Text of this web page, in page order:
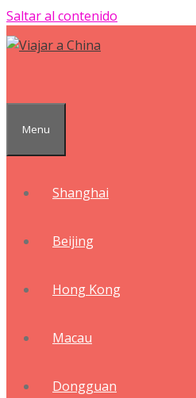
Saltar al contenido
Menu
Shanghai
Beijing
Hong Kong
Macau
Dongguan